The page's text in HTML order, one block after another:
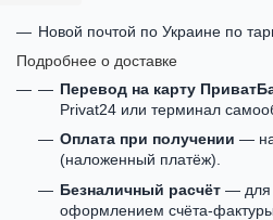
Новой почтой по Украине по
Подробнее о доставке
Перевод на карту
Privat24 или терминал
Оплата при получении — на
(наложенный платёж).
Безналичный расчёт — для
оформлением счёта-